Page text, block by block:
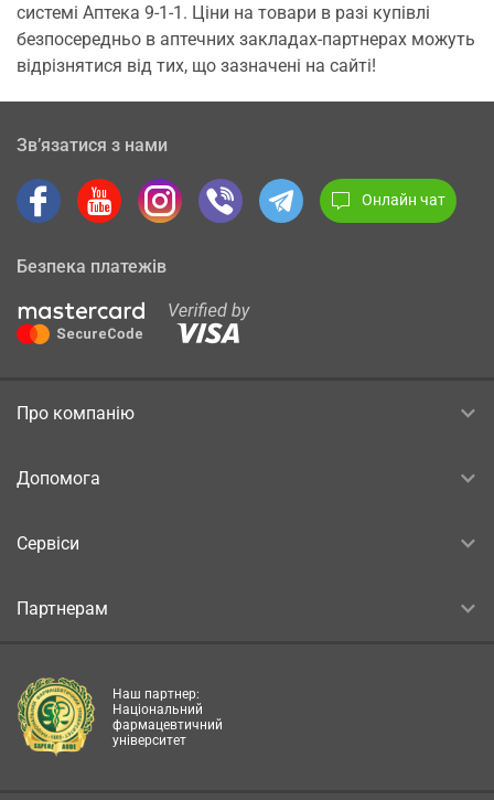
системі Аптека 9-1-1. Ціни на товари в разі купівлі
безпосередньо в аптечних закладах-партнерах можуть
відрізнятися від тих, що зазначені на сайті!
Зв’язатися з нами
Онлайн чат
Безпека платежів
Про компанію
Допомога
Сервіси
Партнерам
Наш партнер:
Національний
фармацевтичний
університет